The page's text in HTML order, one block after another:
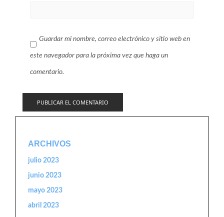
Guardar mi nombre, correo electrónico y sitio web en
este navegador para la próxima vez que haga un
comentario.
ARCHIVOS
julio 2023
junio 2023
mayo 2023
abril 2023